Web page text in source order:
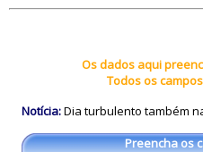
Os dados aqui
Todos os
Notícia:Dia turbulento também
Preencha os